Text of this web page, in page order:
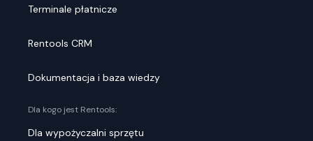
Terminale płatnicze
Rentools CRM
Dokumentacja i baza wiedzy
Dla kogo jest Rentools:
Dla wypożyczalni sprzętu